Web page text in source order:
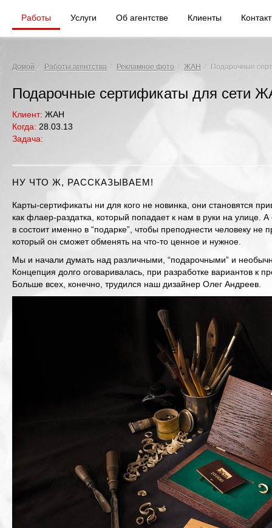
Работы Услуги Об агентстве Клиенты
Домой / Работы агентства / Рекламное фото / ЖАН / Подарочные
Подарочные сертификаты для сети
Клиент: ЖАН
Когда: 28.03.13
Задача:
НУ ЧТО Ж, РАССКАЗЫВАЕМ!
Карты-сертификаты ни для кого не новинка, они становятся
как флаер-раздатка, который попадает к нам в руки на улице.
в состоит именно в “подарке”, чтобы преподнести человеку не
который он сможет обменять на что-то ценное и нужное.
Мы и начали думать над различными, “подарочными” и
Концепция долго оговаривалась, при разработке вариантов к
Больше всех, конечно, трудился наш дизайнер Олег Андреев.